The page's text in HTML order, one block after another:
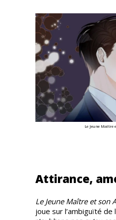
Le Jeune Maître
Attirance,
Le Jeune Maître et son
joue sur l’ambiguïté